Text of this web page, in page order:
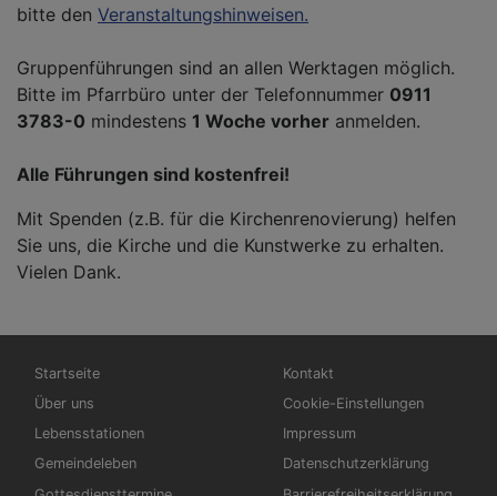
bitte den Veranstaltungshinweisen.
Gruppenführungen sind an allen Werktagen möglich.
Bitte im Pfarrbüro unter der Telefonnummer 0911
3783-0 mindestens 1 Woche vorher anmelden.
Alle Führungen sind kostenfrei!
Mit Spenden (z.B. für die Kirchenrenovierung) helfen
Sie uns, die Kirche und die Kunstwerke zu erhalten.
Vielen Dank.
Hauptnavigation
Startseite
Über uns
Lebensstationen
Gemeindeleben
Fußbereichsmenü
Kontakt
Cookie-Einstellungen
Impressum
Datenschutzerklärung